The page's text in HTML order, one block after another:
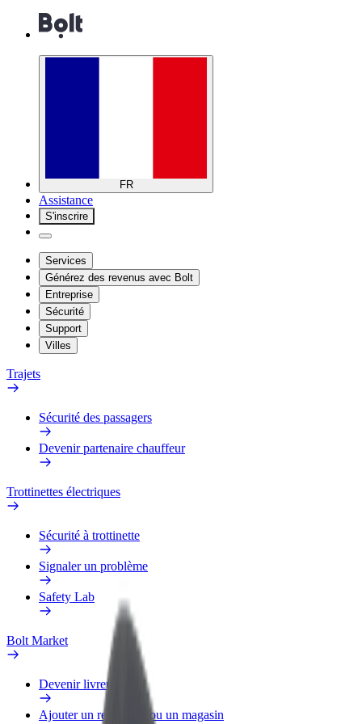
FR
Assistance
S'inscrire
Services
Générez des revenus avec Bolt
Entreprise
Sécurité
Support
Villes
Trajets
Sécurité des passagers
Devenir partenaire chauffeur
Trottinettes électriques
Sécurité à trottinette
Signaler un problème
Safety Lab
Bolt Market
Devenir livreur
Ajouter un restaurant ou un magasin